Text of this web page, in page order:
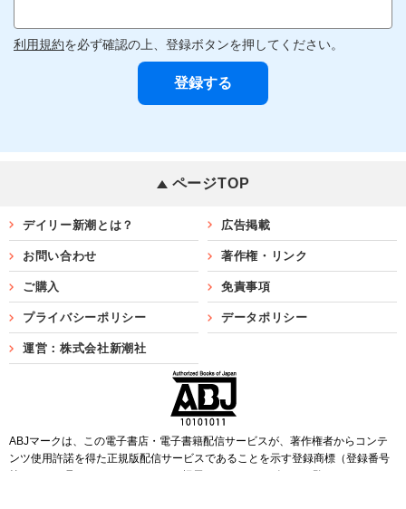
利用規約を必ず確認の上、登録ボタンを押してください。
ページTOP
デイリー新潮とは？ 広告掲載
お問い合わせ 著作権・リンク
ご購入 免責事項
プライバシーポリシー データポリシー
運営：株式会社新潮社
ABJマークは、この電子書店・電子書籍配信サービスが、著作権者からコンテ
ンツ使用許諾を得た正規版配信サービスであることを示す登録商標（登録番号